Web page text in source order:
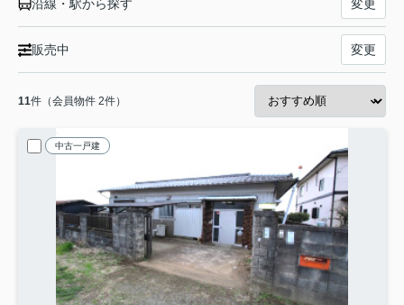
沿線・駅から探す 変更
販売中 変更
11件（会員物件 2件）
中古一戸建